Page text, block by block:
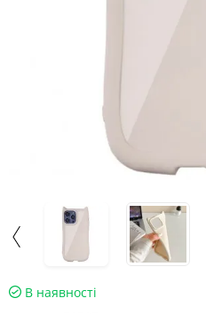
В наявності